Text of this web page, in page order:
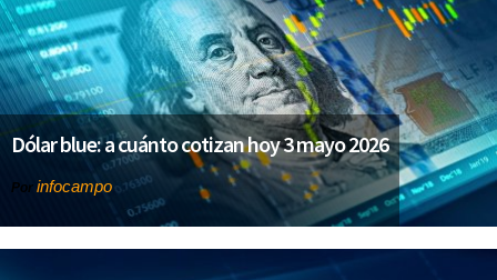
Dólar blue: a cuánto cotizan hoy 3 mayo 2026
Por infocampo